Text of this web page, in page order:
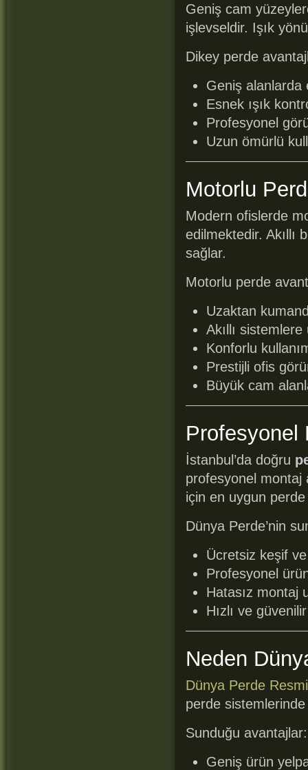
Geniş cam
işlevseldir. Işık
Dikey perde
Geniş alanlarda
Esnek ışık
Profesyonel
Uzun ömürlü
Motorlu
Modern ofislerde
edilmektedir. Akıllı
sağlar.
Motorlu perde
Uzaktan
Akıllı
Konforlu
Prestijli ofis
Büyük cam
Profesyonel
İstanbul’da doğru
profesyonel montaj
için en uygun
Dünya Perde’nin
Ücretsiz keşif
Profesyonel
Hatasız montaj
Hızlı ve
Neden
Dünya Perde
perde
Sunduğu avantajlar:
Geniş ürün